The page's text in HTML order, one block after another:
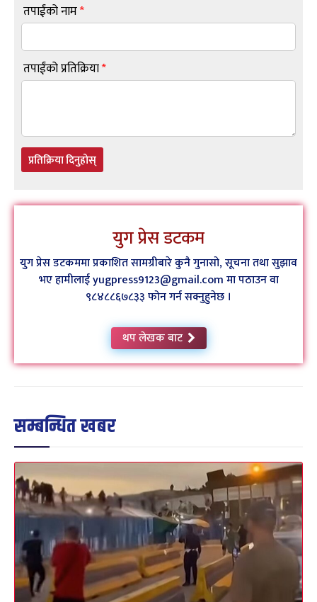
तपाईंको नाम*
तपाईंको प्रतिक्रिया*
प्रतिक्रिया दिनुहोस्
युग प्रेस डटकम
युग प्रेस डटकममा प्रकाशित सामग्रीबारे कुनै गुनासो, सूचना तथा सुझाव
भए हामीलाई yugpress9123@gmail.com मा पठाउन वा
९८४८८६७८३३ फोन गर्न सक्नुहुनेछ ।
थप लेखक बाट
सम्बन्धित खबर